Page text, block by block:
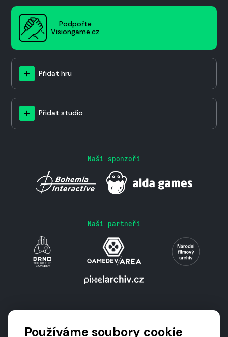
Podpořte
Visiongame.cz
Přidat hru
Přidat studio
Naši sponzoři
Naši partneři
Používáme soubory cookie